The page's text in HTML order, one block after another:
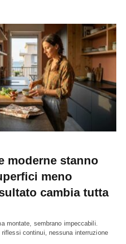
moderne stanno
meno
cambia tutta
montate, sembrano impeccabili.
continui, nessuna interruzione